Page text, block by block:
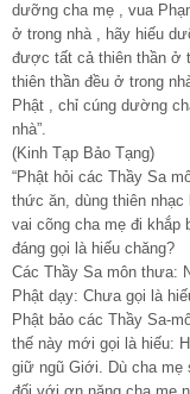
dưỡng cha mẹ , vua
ở trong nhà , hãy hiếu
được tất cả thiên thần ở
thiên thần đều ở trong
Phật , chỉ cúng dường
nhà”.
(Kinh Tạp Bảo Tạng)
“Phật hỏi các Thầy Sa
thức ăn, dùng thiên
vai cõng cha mẹ đi khắp
đáng gọi là hiếu chăng?
Các Thầy Sa môn thưa:
Phật dạy: Chưa gọi là
Phật bảo các Thầy Sa-
thế này mới gọi là hiếu:
giữ ngũ Giới. Dù cha